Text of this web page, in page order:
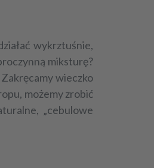
wykrztuśnie,
miksturę?
wieczko
możemy zrobić
„cebulowe